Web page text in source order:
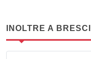
INOLTRE A